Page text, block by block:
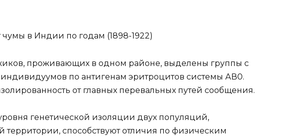
чумы в Индии по годам (1898-1922)
проживающих в одном районе, выделены группы с
по антигенам эритроцитов системы АВ0.
от главных перевальных путей сообщения.
генетической изоляции двух популяций,
способствуют отличия по физическим